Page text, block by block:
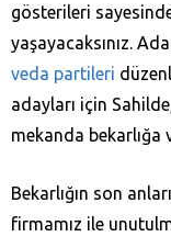
gösterileri
yaşayacaksınız.
veda partileri
adayları için
mekanda
Bekarlığın son
firmamız ile